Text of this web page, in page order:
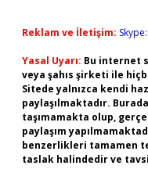
Reklam ve İletişim:
Yasal Uyarı: Bu internet
veya şahıs şirketi ile
Sitede yalnızca kendi
paylaşılmaktadır.
taşımamakta olup,
paylaşım
benzerlikleri tamamen
taslak halindedir ve